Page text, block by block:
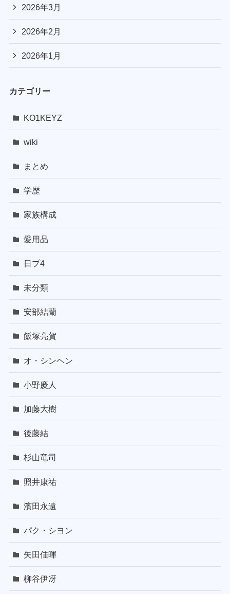
2026年3月
2026年2月
2026年1月
カテゴリー
KO1KEYZ
wiki
まとめ
学歴
家族構成
愛用品
日プ4
未分類
安部結蘭
飯塚亮賀
オ・シンヘン
小野慶人
加藤大樹
後藤結
杉山竜司
照井康祐
濱田永遠
パク・シヨン
矢田佳暉
柳谷伊冴